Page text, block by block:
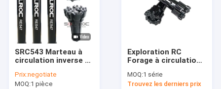
SRC543 Marteau à
circulation inverse à
Prix:negotiate
MOQ:1 pièce
Exploration RC
Forage à circulation
SRC547
MOQ:1 série
Trouvez les derniers prix